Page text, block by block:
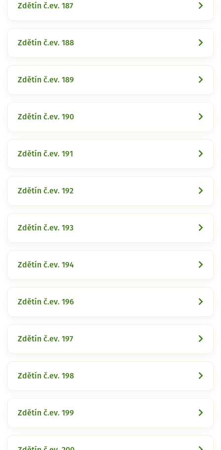
Zdětín č.ev. 187
Zdětín č.ev. 188
Zdětín č.ev. 189
Zdětín č.ev. 190
Zdětín č.ev. 191
Zdětín č.ev. 192
Zdětín č.ev. 193
Zdětín č.ev. 194
Zdětín č.ev. 196
Zdětín č.ev. 197
Zdětín č.ev. 198
Zdětín č.ev. 199